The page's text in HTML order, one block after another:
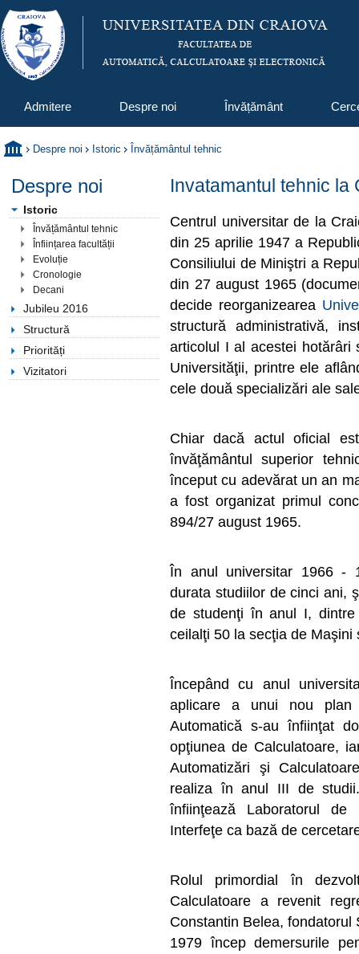
Admitere Despre noi Învățământ
Despre noi Istoric Învățământul tehnic
Despre noi
Istoric
Învățământul tehnic
Înființarea facultății
Evoluție
Cronologie
Decani
Jubileu 2016
Structură
Priorități
Vizitatori
Invatamantul tehnic la
Centrul universitar de la
din 25 aprilie 1947 a
Consiliului de Miniştri a
din 27 august 1965
decide reorganizearea
structură administrativă,
articolul I al acestei hotărâri
Universităţii, printre ele
cele două specializări ale
Chiar dacă actul oficial
învăţământul superior
început cu adevărat un an
a fost organizat primul
894/27 august 1965.
În anul universitar 1966 -
durata studiilor de cinci ani,
de studenţi în anul I,
ceilalţi 50 la secţia de Maşini
Începând cu anul
aplicare a unui nou
Automatică s-au înfiinţat
opţiunea de Calculatoare,
Automatizări şi
realiza în anul III de
înfiinţează Laboratorul de
Interfeţe ca bază de
Rolul primordial în
Calculatoare a revenit
Constantin Belea, fondatorul
1979 încep demersurile